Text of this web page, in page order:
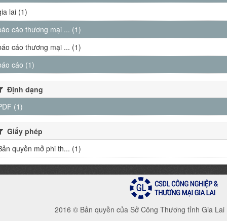
lai (1)
cáo thương mại ... (1)
cáo thương mại ... (1)
cáo (1)
Định dạng
(1)
Giấy phép
quyền mở phi th... (1)
2016 © Bản quyền của Sở Công Thương tỉnh Gia Lai